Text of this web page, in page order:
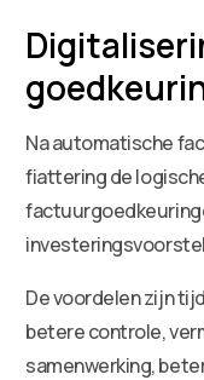
Na automatische
fiattering de
De voordelen zijn
betere controle,
samenwerking,